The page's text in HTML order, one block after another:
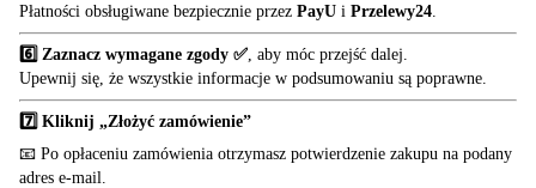
Płatności obsługiwane bezpiecznie przez PayU i Przelewy24
6️⃣ Zaznacz wymagane zgody ✅ , aby móc przejść dalej.
Upewnij się, że wszystkie informacje w podsumowaniu są poprawne.
7️⃣ Kliknij „Złożyć zamówienie”
📧 Po opłaceniu zamówienia otrzymasz potwierdzenie zakupu na podany
adres e-mail.